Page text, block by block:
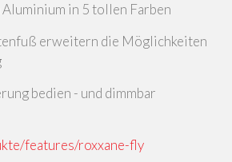
in 5 tollen Farben
erweitern die Möglichkeiten
bedien - und dimmbar
features/roxxane-fly